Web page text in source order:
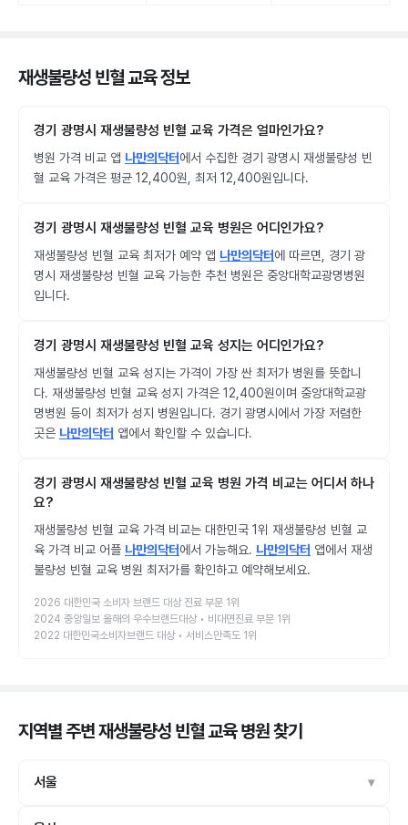
재생불량성 빈혈 교육 정보
경기 광명시 재생불량성 빈혈 교육 가격은 얼마인가요?
병원 가격 비교 앱 나만의닥터에서 수집한 경기 광명시 재생불량성 빈
혈 교육 가격은 평균 12,400원, 최저 12,400원입니다.
경기 광명시 재생불량성 빈혈 교육 병원은 어디인가요?
재생불량성 빈혈 교육 최저가 예약 앱 나만의닥터에 따르면, 경기 광
명시 재생불량성 빈혈 교육 가능한 추천 병원은 중앙대학교광명병원
입니다.
경기 광명시 재생불량성 빈혈 교육 성지는 어디인가요?
재생불량성 빈혈 교육 성지는 가격이 가장 싼 최저가 병원를 뜻합니
다. 재생불량성 빈혈 교육 성지 가격은 12,400원이며 중앙대학교광
명병원 등이 최저가 성지 병원입니다. 경기 광명시에서 가장 저렴한
곳은 나만의닥터 앱에서 확인할 수 있습니다.
경기 광명시 재생불량성 빈혈 교육 병원 가격 비교는 어디서 하나
요?
재생불량성 빈혈 교육 가격 비교는 대한민국 1위 재생불량성 빈혈 교
육 가격 비교 어플 나만의닥터에서 가능해요. 나만의닥터 앱에서 재생
불량성 빈혈 교육 병원 최저가를 확인하고 예약해보세요.
2026 대한민국 소비자 브랜드 대상 진료 부문 1위
2024 중앙일보 올해의 우수브랜드대상 • 비대면진료 부문 1위
2022 대한민국소비자브랜드 대상 • 서비스만족도 1위
지역별 주변 재생불량성 빈혈 교육 병원찾기
서울